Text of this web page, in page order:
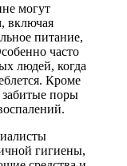
могут
включая
питание,
часто
людей, когда
Кроме
поры
гигиены,